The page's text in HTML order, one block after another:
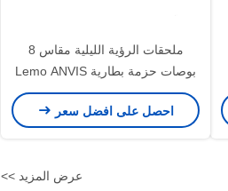
ملحقات الرؤية الليلية مقاس 8
بوصات حزمة بطارية Lemo ANVIS
إلى كابل محول Fischer PVS-31
BNVD
احصل على افضل سعر
عرض المزيد >>